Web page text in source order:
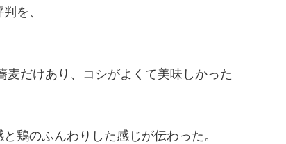
判を、
麦だけあり、コシがよくて美味しかった
鶏のふんわりした感じが伝わった。